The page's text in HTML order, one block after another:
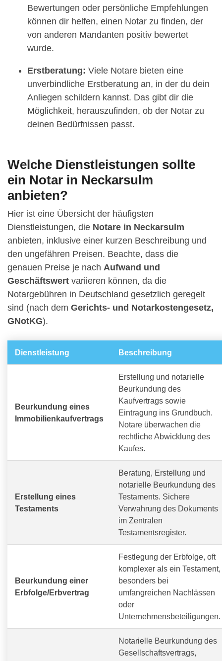
Bewertungen oder persönliche Empfehlungen
können dir helfen, einen Notar zu finden, der
von anderen Mandanten positiv bewertet
wurde.
Erstberatung: Viele Notare bieten eine
unverbindliche Erstberatung an, in der du dein
Anliegen schildern kannst. Das gibt dir die
Möglichkeit, herauszufinden, ob der Notar zu
deinen Bedürfnissen passt.
Welche Dienstleistungen sollte
ein Notar in Neckarsulm
anbieten?
Hier ist eine Übersicht der häufigsten
Dienstleistungen, die Notare in Neckarsulm
anbieten, inklusive einer kurzen Beschreibung und
den ungefähren Preisen. Beachte, dass die
genauen Preise je nach Aufwand und
Geschäftswert variieren können, da die
Notargebühren in Deutschland gesetzlich geregelt
sind (nach dem Gerichts- und Notarkostengesetz,
GNotKG).
Dienstleistung Beschreibung
Beurkundung eines
Immobilienkaufvertrags
Erstellung und notarielle
Beurkundung des
Kaufvertrags sowie
Eintragung ins Grundbuch.
Notare überwachen die
rechtliche Abwicklung des
Kaufes.
Erstellung eines
Testaments
Beratung, Erstellung und
notarielle Beurkundung des
Testaments. Sichere
Verwahrung des Dokuments
im Zentralen
Testamentsregister.
Beurkundung einer
Erbfolge/Erbvertrag
Festlegung der Erbfolge, oft
komplexer als ein Testament,
besonders bei
umfangreichen Nachlässen
oder
Unternehmensbeteiligungen.
Notarielle Beurkundung des
Gesellschaftsvertrags,